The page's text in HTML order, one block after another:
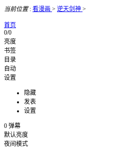
当前位置: 看漫画 > 逆天剑神 >
首页
0/0
亮度
书签
目录
自动
设置
隐藏
发表
设置
0 弹幕
默认亮度
夜间模式